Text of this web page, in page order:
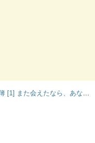
れた珈琲を 宝島社文庫 Cお-2-1 [『このミス』大賞シリーズ]